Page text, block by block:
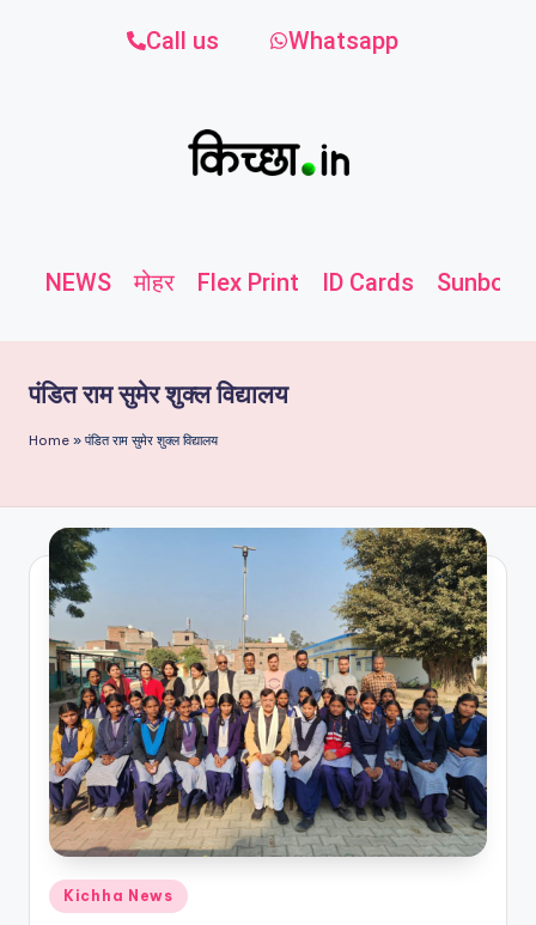
Call us Whatsapp
NEWS मोहर Flex Print ID Cards
पंडित राम सुमेर शुक्ल विद्यालय
Home » पंडित राम सुमेर शुक्ल विद्यालय
Kichha News